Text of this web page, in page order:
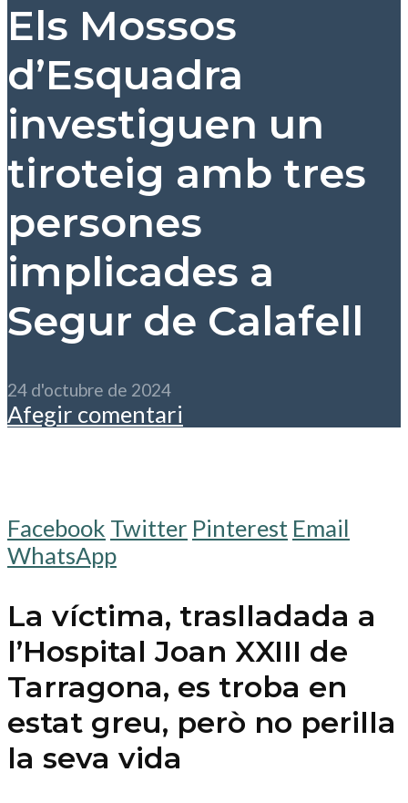
Els Mossos
d’Esquadra
investiguen un
tiroteig amb tres
persones
implicades a
Segur de Calafell
24 d'octubre de 2024
Afegir comentari
Facebook Twitter Pinterest Email
WhatsApp
La víctima, traslladada a
l’Hospital Joan XXIII de
Tarragona, es troba en
estat greu, però no perilla
la seva vida